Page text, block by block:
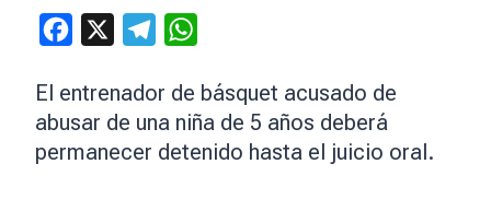
Facebook Telegram
El entrenador de básquet acusado de
abusar de una niña de 5 años deberá
permanecer detenido hasta el juicio oral.